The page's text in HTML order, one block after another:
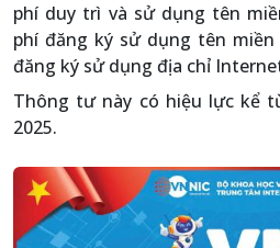
phí duy trì và sử dụng tên
phí đăng ký sử dụng tên
đăng ký sử dụng địa chỉ
Thông tư này có hiệu lực kể
2025.